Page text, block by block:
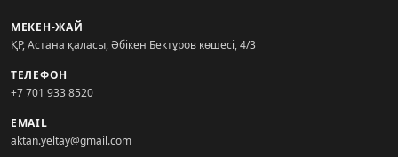
МЕКЕН-ЖАЙ
ҚР, Астана қаласы, Әбікен Бектұров көшесі, 4/3
ТЕЛЕФОН
+7 701 933 8520
EMAIL
aktan.yeltay@gmail.com